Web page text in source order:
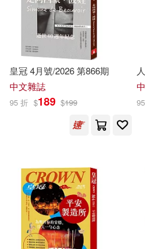
Nicholas(2719)
Brooks(2714)
Murray(2709)
Ford(2686)
Bailey(2666)
湖南少年兒童出版社(2009)
釀出版(1937)
北京科學技術出版社
Midpoint Trade Books
希代(1870)
皇冠 4月號/2026 第866期
中文雜誌
95 折 $189 $199